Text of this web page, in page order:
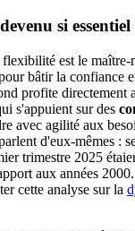
si essentiel
est le
bâtir la confiance
profite directement
s'appuient sur des
avec agilité aux
d'eux-mêmes :
trimestre 2025
aux années
cette analyse sur la